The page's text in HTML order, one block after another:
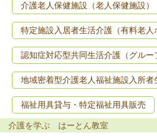
介護老人保健施設（老人保健施設）
特定施設入居者生活介護（有料老人
認知症対応型共同生活介護（グルー
地域密着型介護老人福祉施設入所者
福祉用具貸与・特定福祉用具販売
介護を学ぶ はーとん教室